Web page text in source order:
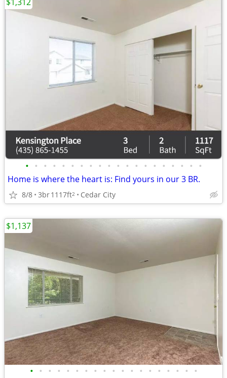
• • • • • • • • • • • • • • • • • • • •
Home is where the heart is: Find yours in our 3 BR.
8/8 3br1117ft2 Cedar City
• • • • • • • • • • • • • • • • • • •
$1,137